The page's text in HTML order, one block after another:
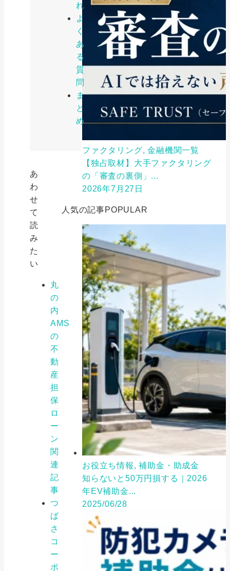
れ
よ
く
あ
る
質
問
ま
と
め
あ
わ
せ
て
読
み
た
い
丸
の
内
AMS
の
不
動
産
担
保
ロ
ー
ン
関
連
記
事
つ
ば
さ
コ
ー
ポ
ファクタリング, 金融機関一覧
【独占取材】大手ファクタリング
の「審査の裏側」...
2026年7月27日
人気の記事POPULAR
お役立ち情報, 補助金・助成金
知らないと50万円損する｜2026
年EV補助金...
2025/06/28